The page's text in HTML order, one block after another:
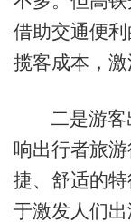
借助交通便
揽客成本，激
二是游
响出行者旅
捷、舒适的
于激发人们